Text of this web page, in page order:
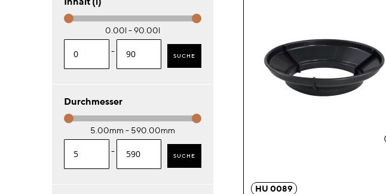
HU 0089
0.00l - 90.00l
- SUCHE
Durchmesser
5.00mm - 590.00mm
- SUCHE